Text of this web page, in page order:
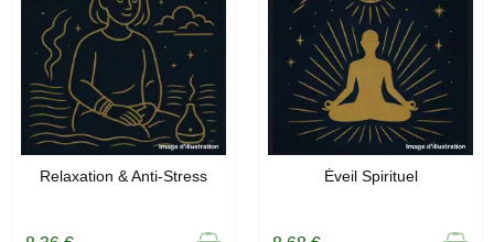
RUPTURE DE STOCK
Relaxation & Anti-Stress RUPTURE DE STOCK
Éveil Spirituel